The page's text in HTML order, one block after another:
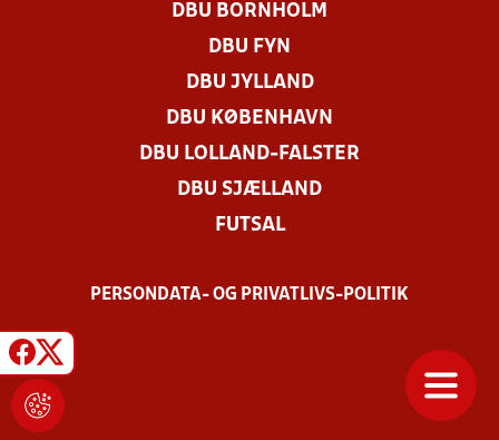
DBU BORNHOLM
DBU FYN
DBU JYLLAND
DBU KØBENHAVN
DBU LOLLAND-FALSTER
DBU SJÆLLAND
FUTSAL
PERSONDATA- OG PRIVATLIVS-POLITIK